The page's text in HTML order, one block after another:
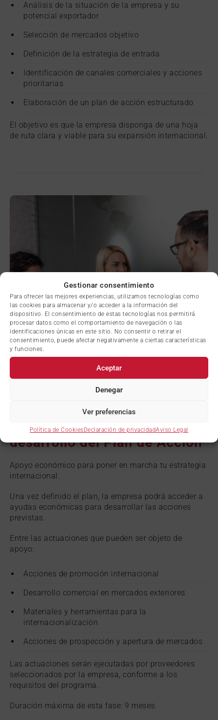
Gestionar consentimiento
Para ofrecer las mejores experiencias, utilizamos tecnologías como
las cookies para almacenar y/o acceder a la información del
dispositivo. El consentimiento de estas tecnologías nos permitirá
procesar datos como el comportamiento de navegación o las
identificaciones únicas en este sitio. No consentir o retirar el
consentimiento, puede afectar negativamente a ciertas características
y funciones.
Aceptar
Denegar
Ver preferencias
Política de CookiesDeclaración de privacidadAviso Legal
Análisis de la situación de la empresa y su
potencial exportador
Selección de mercados objetivo
Definición de la estrategia de entrada
Identificación de canales comerciales y acciones
prioritarias
Elaboración de un plan de acción estructurado
El objetivo es que la empresa disponga de una hoja
de ruta clara y viable para su expansión internacional.
Fase II – Ejecución y
desarrollo del Plan de Acción
Apoyo económico para poner en marcha tu estrategia
internacional.
Una vez definido el plan, la empresa podrá acceder a
ayudas económicas para desarrollar las acciones
previstas.
Entre las actuaciones que pueden ser objeto de
apoyo:
Acciones de promoción internacional
Desarrollo comercial en mercados exteriores
Materiales y herramientas para la
internacionalización
Acciones de prospección y apertura de mercados
Las actuaciones serán ejecutadas por proveedores
seleccionados por la empresa, conforme a los
requisitos del programa.
Duración máxima de esta fase: 9 meses.